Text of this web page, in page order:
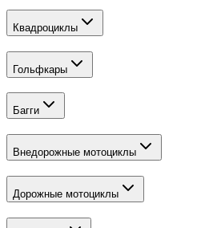
Квадроциклы
Гольфкары
Багги
Внедорожные мотоциклы
Дорожные мотоциклы